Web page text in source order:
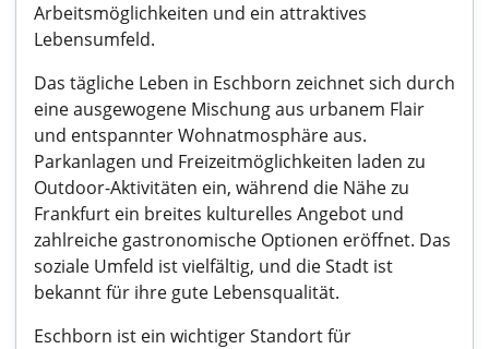
Arbeitsmöglichkeiten und ein attraktives
Lebensumfeld.
Das tägliche Leben in Eschborn zeichnet sich durch
eine ausgewogene Mischung aus urbanem Flair
und entspannter Wohnatmosphäre aus.
Parkanlagen und Freizeitmöglichkeiten laden zu
Outdoor-Aktivitäten ein, während die Nähe zu
Frankfurt ein breites kulturelles Angebot und
zahlreiche gastronomische Optionen eröffnet. Das
soziale Umfeld ist vielfältig, und die Stadt ist
bekannt für ihre gute Lebensqualität.
Eschborn ist ein wichtiger Standort für